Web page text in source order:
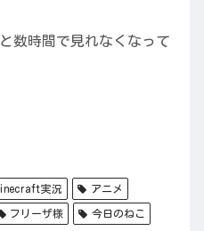
数時間で見れなくなって
実況 アニメ
フリーザ様 今日のねこ